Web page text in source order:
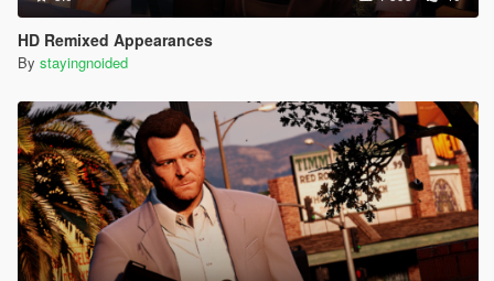
HD Remixed Appearances
By stayingnoided